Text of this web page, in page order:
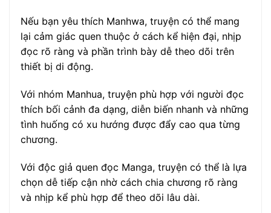
Nếu bạn yêu thích Manhwa, truyện có thể mang
lại cảm giác quen thuộc ở cách kể hiện đại, nhịp
đọc rõ ràng và phần trình bày dễ theo dõi trên
thiết bị di động.
Với nhóm Manhua, truyện phù hợp với người đọc
thích bối cảnh đa dạng, diễn biến nhanh và những
tình huống có xu hướng được đẩy cao qua từng
chương.
Với độc giả quen đọc Manga, truyện có thể là lựa
chọn dễ tiếp cận nhờ cách chia chương rõ ràng
và nhịp kể phù hợp để theo dõi lâu dài.